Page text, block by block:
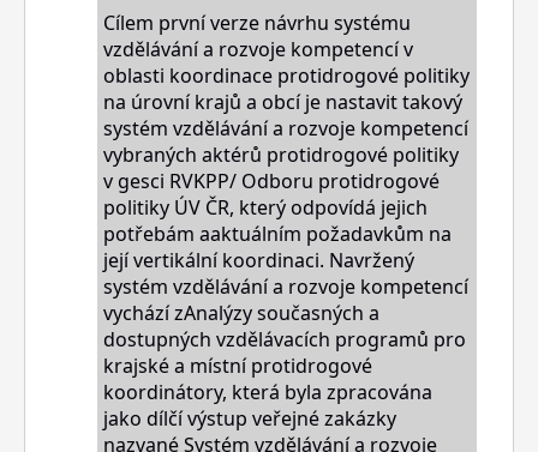
Cílem první verze návrhu systému
vzdělávání a rozvoje kompetencí v
oblasti koordinace protidrogové politiky
na úrovní krajů a obcí je nastavit takový
systém vzdělávání a rozvoje kompetencí
vybraných aktérů protidrogové politiky
v gesci RVKPP/ Odboru protidrogové
politiky ÚV ČR, který odpovídá jejich
potřebám aaktuálním požadavkům na
její vertikální koordinaci. Navržený
systém vzdělávání a rozvoje kompetencí
vychází zAnalýzy současných a
dostupných vzdělávacích programů pro
krajské a místní protidrogové
koordinátory, která byla zpracována
jako dílčí výstup veřejné zakázky
nazvané Systém vzdělávání a rozvoje